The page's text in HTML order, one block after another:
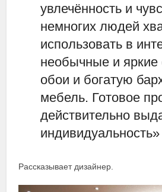
увлечённость и
немногих людей
использовать в
необычные и
обои и богатую
мебель. Готовое
действительно
индивидуальность»
Рассказывает дизайнер.